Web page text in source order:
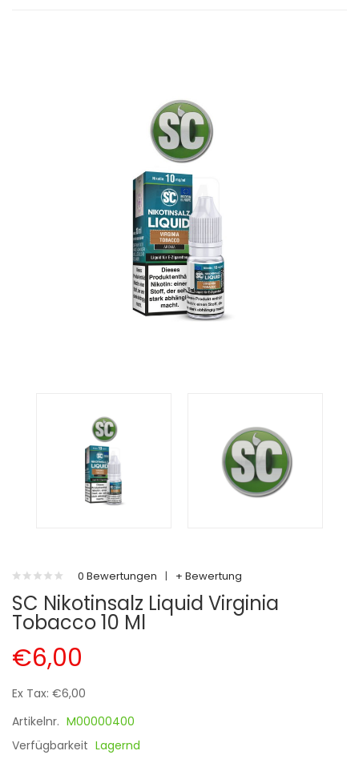
0 Bewertungen | + Bewertung
SC Nikotinsalz Liquid Virginia
Tobacco 10 Ml
€6,00
Ex Tax: €6,00
Artikelnr. M00000400
Verfügbarkeit Lagernd